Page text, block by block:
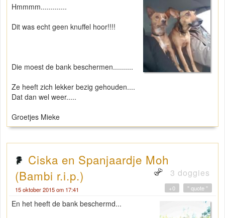
Hmmmm.............
Dit was echt geen knuffel hoor!!!!
Die moest de bank beschermen..........
Ze heeft zich lekker bezig gehouden....
Dat dan wel weer.....
Groetjes Mieke
Ciska en Spanjaardje Moh
(Bambi r.i.p.)
3 doggies
15 oktober 2015 om 17:41 " quote "
+0
En het heeft de bank beschermd...